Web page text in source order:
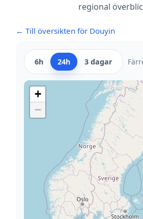
regional
← Till översikten för Douyin
6h 24h 3 dagar
+
−